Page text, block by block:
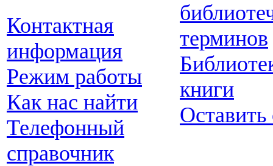
Контактная
информация
Режим работы
Как нас найти
Телефонный
справочник
терминов
книги
Оставить